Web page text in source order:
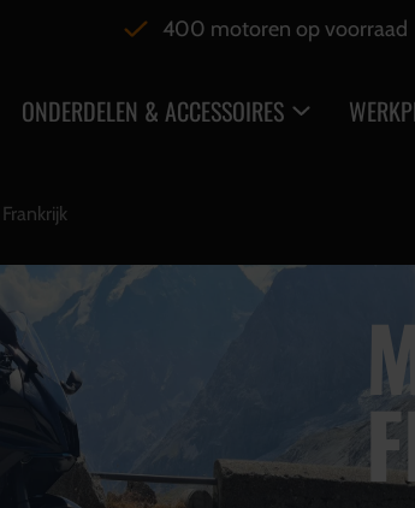
400 motoren op voorraad
ONDERDELEN & ACCESSOIRES